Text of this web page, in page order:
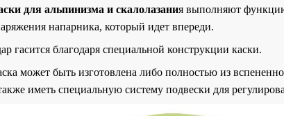
для альпинизма и скалолазания выполняют
напарника, который идет впереди.
гасится благодаря специальной конструкции каски.
может быть изготовлена либо полностью из
иметь специальную систему подвески для